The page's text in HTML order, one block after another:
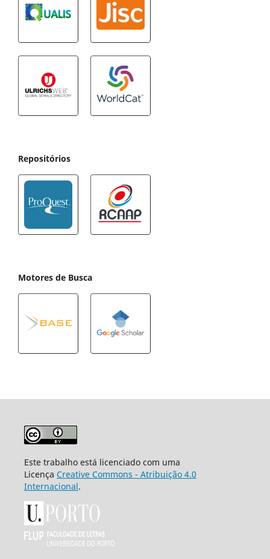
Repositórios
Motores de Busca
Este trabalho está licenciado com uma
Licença Creative Commons - Atribuição 4.0
Internacional.